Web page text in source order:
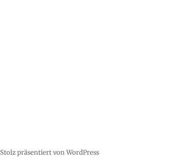
Stolz präsentiert von WordPress